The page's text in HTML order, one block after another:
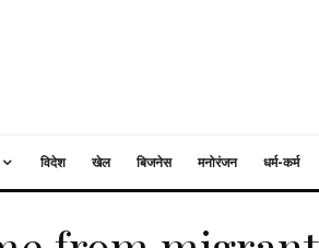
विदेश खेल बिजनेस मनोरंजन धर्म-कर्म